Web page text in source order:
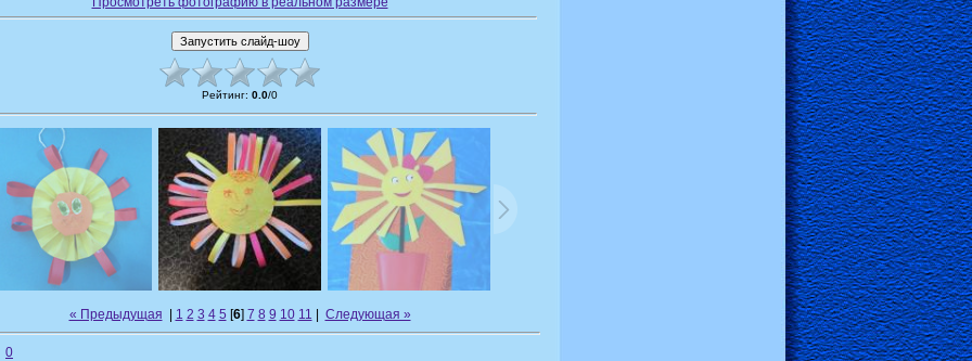
Рейтинг: 0.0/0
« Предыдущая 1 2 3 4 5 [6] 7 8 9 10 11 Следующая »
0